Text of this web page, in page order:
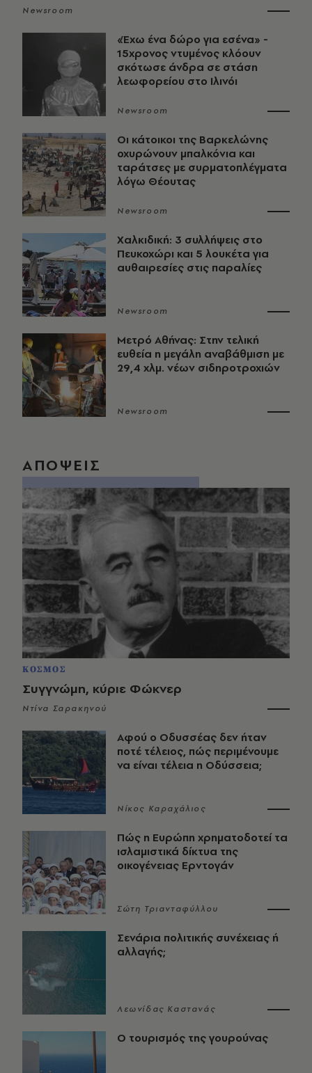
Newsroom
«Έχω ένα δώρο για εσένα» -
15χρονος ντυμένος κλόουν
σκότωσε άνδρα σε στάση
λεωφορείου στο Ιλινόι
Newsroom
Οι κάτοικοι της Βαρκελώνης
οχυρώνουν μπαλκόνια και
ταράτσες με συρματοπλέγματα
λόγω Θέουτας
Newsroom
Χαλκιδική: 3 συλλήψεις στο
Πευκοχώρι και 5 λουκέτα για
αυθαιρεσίες στις παραλίες
Newsroom
Μετρό Αθήνας: Στην τελική
ευθεία η μεγάλη αναβάθμιση με
29,4 χλμ. νέων σιδηροτροχιών
Newsroom
ΑΠΟΨΕΙΣ
ΚΟΣΜΟΣ
Συγγνώμη, κύριε Φώκνερ
Ντίνα Σαρακηνού
Αφού ο Οδυσσέας δεν ήταν
ποτέ τέλειος, πώς περιμένουμε
να είναι τέλεια η Οδύσσεια;
Νίκος Καραχάλιος
Πώς η Ευρώπη χρηματοδοτεί τα
ισλαμιστικά δίκτυα της
οικογένειας Ερντογάν
Σώτη Τριανταφύλλου
Σενάρια πολιτικής συνέχειας ή
αλλαγής;
Λεωνίδας Καστανάς
Ο τουρισμός της γουρούνας